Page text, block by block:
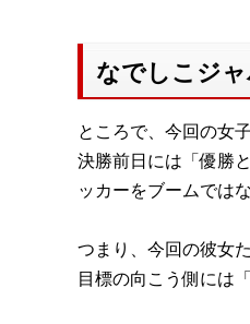
なでしこジャ
ところで、今回の女
決勝前日には「優勝
ッカーをブームでは
つまり、今回の彼女
目標の向こう側には